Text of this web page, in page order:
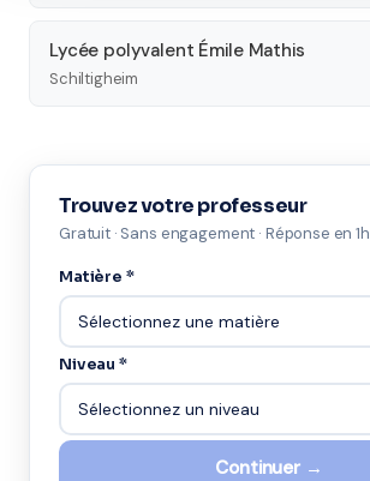
Lycée polyvalent Émile Mathis
Schiltigheim
Trouvez votre professeur
Gratuit · Sans engagement · Réponse en 1h
Matière *
Niveau *
Continuer →